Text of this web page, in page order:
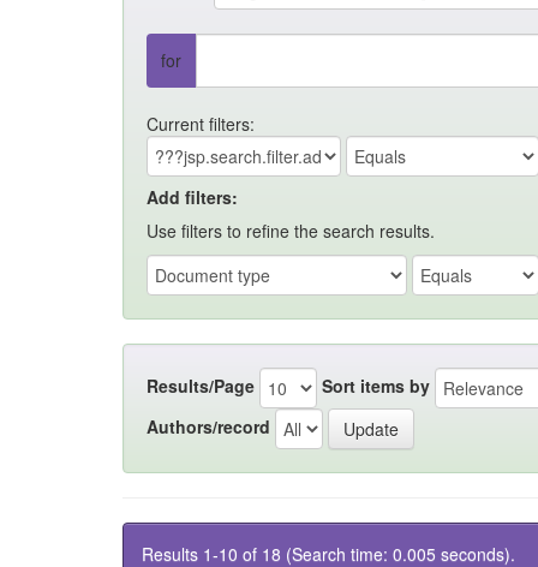
for
Current filters:
Add filters:
Use filters to refine the search results.
Results/Page
Sort items by
Authors/record
Results 1-10 of 18 (Search time: 0.005 seconds).